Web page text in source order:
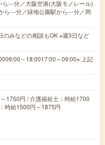
---分／大阪空港(大阪モノレール)
ら---分／緑地公園駅から---分／岡
のみなどの相談もOK ※週3日など
～18:0017:00～09:00※ 上記
1750円 / 介護福祉士：時給1700
時給1500円～1875円